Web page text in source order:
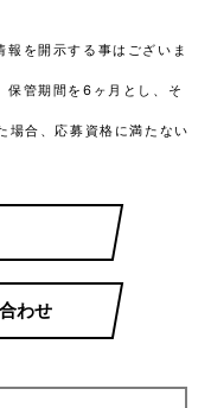
を開示する事はございま
管期間を6ヶ月とし、そ
合、応募資格に満たない
わせ